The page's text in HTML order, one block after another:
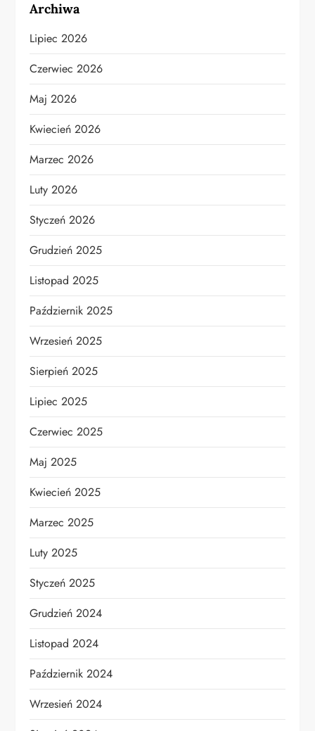
Archiwa
Lipiec 2026
Czerwiec 2026
Maj 2026
Kwiecień 2026
Marzec 2026
Luty 2026
Styczeń 2026
Grudzień 2025
Listopad 2025
Październik 2025
Wrzesień 2025
Sierpień 2025
Lipiec 2025
Czerwiec 2025
Maj 2025
Kwiecień 2025
Marzec 2025
Luty 2025
Styczeń 2025
Grudzień 2024
Listopad 2024
Październik 2024
Wrzesień 2024